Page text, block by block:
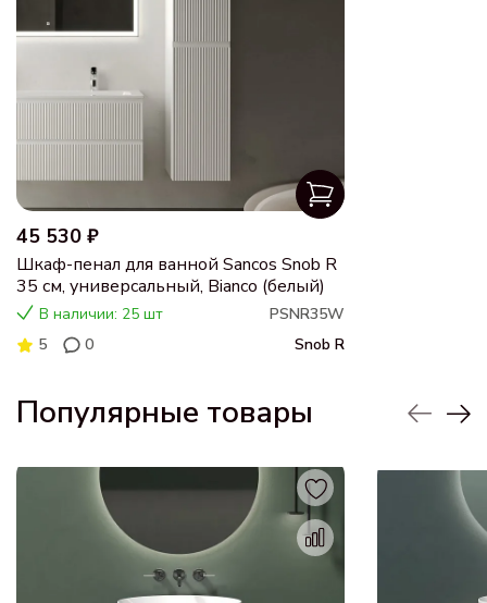
45 530 ₽
Шкаф-пенал для ванной Sancos Snob R
35 см, универсальный, Bianco (белый)
В наличии: 25 шт
PSNR35W
5
0 Snob R
Популярные товары